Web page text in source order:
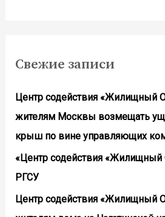
Свежие записи
Центр содействия «Жилищный
жителям Москвы возмещать
крыш по вине управляющих
«Центр содействия «Жилищный
РГСУ
Центр содействия «Жилищный